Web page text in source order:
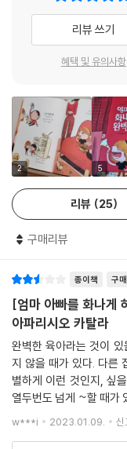
리뷰 쓰기
혜택 및 유의사항
2 5
리뷰 25
구매리뷰
종이책 구매
[엄마 아빠를 화나게
아파리시오 카탈라
완벽한 육아라는 것이
지 않을 때가 있다. 다른
별하게 이런 것인지, 싶
열두번도 넘게 ~할 때가
기도 하다. 육체적 노동
w***i 2023.01.09. 신